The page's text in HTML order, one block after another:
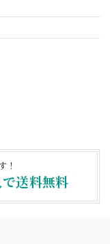
！
送料無料